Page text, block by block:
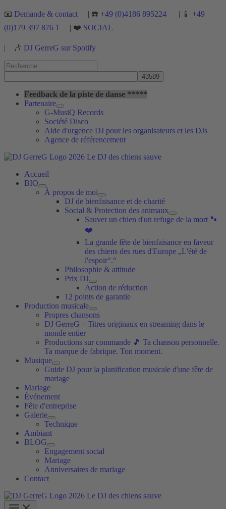
Aller
contenu
📧 Demande & contact | ☎️ +49 (0)4186 895224 | 📱 +49
(0)179 397 876 1
| ❤️ SOCIAL
| 🎶 DJ GerreG sur Spotify
Rechercher :
Feedback de la piste de danse *****
Partenaire
G-MusiQ Records
Société Disco
Aide d'urgence DJ pour les organisateurs et les DJs
Agence de référencement
Accueil
BIO
À propos de moi
DJ de bienfaisance et de charité
Social & Protection des animaux
Sauver un chien d'un refuge de la mort 🐾
❤️
La grande fête de bienfaisance en faveur
des chiens des rues d'Europe „L'été de
l'espoir“.“
Philosophie & attitude
Prix DJ
Action de réduction
12 points de garantie
Production musicale
Propres chansons
DJ GerreG – Titres originaux en streaming dans le
monde entier
Productions sur commande 🎵 Ta chanson personnelle.
Ta marque de fabrique. Ton moment.
Musique
Guide DJ pour la planification musicale d'une fête de
mariage
Mariage
Événement
Fête d'entreprise
Galerie
Technique
Ambiant
BLOG
Engagement social
Mariage
Anniversaires de mariage
Contact